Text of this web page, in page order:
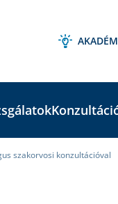
szakorvosi konzultációval